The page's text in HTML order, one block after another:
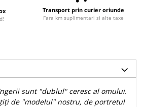
Transport prin curier oriunde
Fara km suplimentari si alte taxe
sunt "dublul" ceresc al omului.
de "modelul" nostru, de portretul